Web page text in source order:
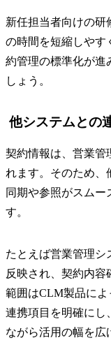
新任担当者向けの研
の時間を短縮しやす
約管理の標準化が進
しょう。
他システムとの
契約情報は、営業管
れます。そのため、
同期や参照がスムー
す。
たとえば営業管理シ
反映され、契約内容
範囲はCLM製品に
連携項目を明確にし
ながら活用の幅を広